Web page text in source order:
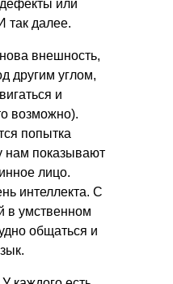
или
так далее.
внешность,
другим углом,
и
возможно).
попытка
нам показывают
лицо.
интеллекта. С
в умственном
общаться и